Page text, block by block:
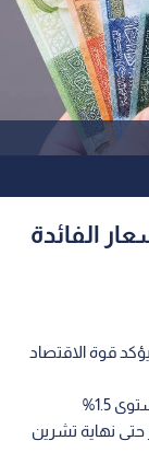
الفائدة
قوة الاقتصاد
1.5%
بمقدار 2.7 مليار دينار حتى نهاية تشرين